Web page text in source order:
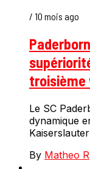
/ 10 mois ago
troisième
Le SC
dynamique
By Matheo R